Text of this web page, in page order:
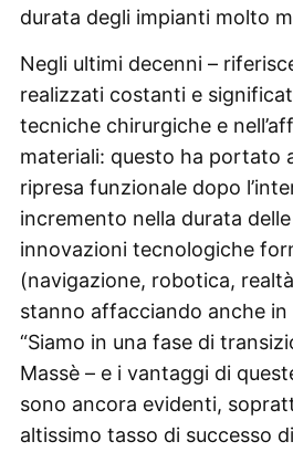
durata degli impianti molto
Negli ultimi decenni –
realizzati costanti e
tecniche chirurgiche e
materiali: questo ha portato
ripresa funzionale dopo
incremento nella durata
innovazioni tecnologiche
(navigazione, robotica,
stanno affacciando anche in
“Siamo in una fase di
Massè – e i vantaggi di
sono ancora evidenti,
altissimo tasso di successo